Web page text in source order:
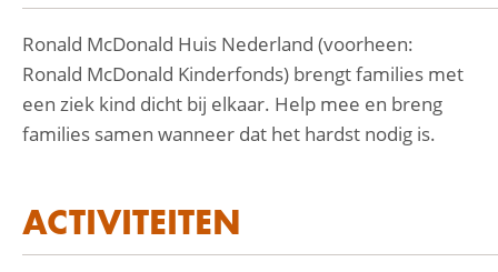
Ronald McDonald Huis Nederland (voorheen:
Ronald McDonald Kinderfonds) brengt families met
een ziek kind dicht bij elkaar. Help mee en breng
families samen wanneer dat het hardst nodig is.
ACTIVITEITEN